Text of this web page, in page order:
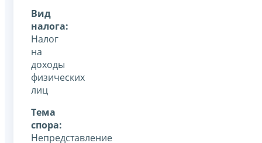
Вид
налога:
Налог
на
доходы
физических
лиц
Тема
спора:
Непредставление